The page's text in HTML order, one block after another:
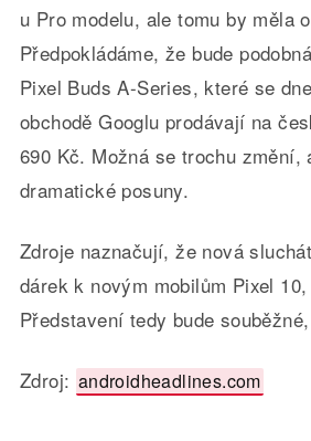
u Pro modelu, ale tomu by měla
Předpokládáme, že bude
Pixel Buds A-Series, které se
obchodě Googlu prodávají na
690 Kč. Možná se trochu změní,
dramatické posuny.
Zdroje naznačují, že nová
dárek k novým mobilům Pixel
Představení tedy bude
Zdroj: androidheadlines.com